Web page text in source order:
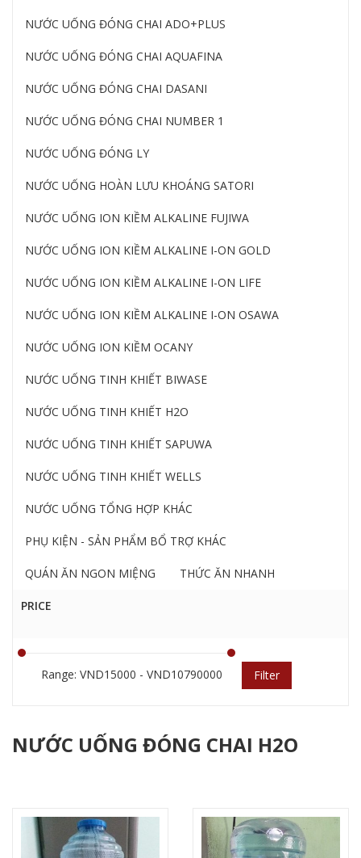
NƯỚC UỐNG ĐÓNG CHAI ADO+PLUS
NƯỚC UỐNG ĐÓNG CHAI AQUAFINA
NƯỚC UỐNG ĐÓNG CHAI DASANI
NƯỚC UỐNG ĐÓNG CHAI NUMBER 1
NƯỚC UỐNG ĐÓNG LY
NƯỚC UỐNG HOÀN LƯU KHOÁNG SATORI
NƯỚC UỐNG ION KIỀM ALKALINE FUJIWA
NƯỚC UỐNG ION KIỀM ALKALINE I-ON GOLD
NƯỚC UỐNG ION KIỀM ALKALINE I-ON LIFE
NƯỚC UỐNG ION KIỀM ALKALINE I-ON OSAWA
NƯỚC UỐNG ION KIỀM OCANY
NƯỚC UỐNG TINH KHIẾT BIWASE
NƯỚC UỐNG TINH KHIẾT H2O
NƯỚC UỐNG TINH KHIẾT SAPUWA
NƯỚC UỐNG TINH KHIẾT WELLS
NƯỚC UỐNG TỔNG HỢP KHÁC
PHỤ KIỆN - SẢN PHẨM BỔ TRỢ KHÁC
QUÁN ĂN NGON MIỆNG THỨC ĂN NHANH
PRICE
Range: VND15000 - VND10790000 Filter
NƯỚC UỐNG ĐÓNG CHAI H2O